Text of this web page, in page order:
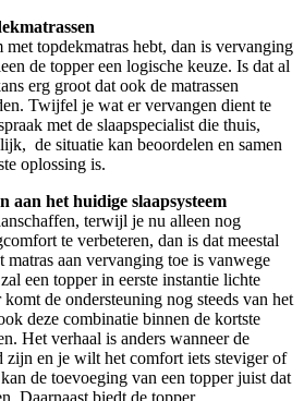
met topdekmatras hebt, dan is vervanging
de topper een logische keuze. Is dat al
erg groot dat ook de matrassen
Twijfel je wat er vervangen dient te
met de slaapspecialist die thuis,
de situatie kan beoordelen en samen
oplossing is.
aan het huidige slaapsysteem
terwijl je nu alleen nog
te verbeteren, dan is dat meestal
matras aan vervanging toe is vanwege
een topper in eerste instantie lichte
de ondersteuning nog steeds van het
deze combinatie binnen de kortste
Het verhaal is anders wanneer de
zijn en je wilt het comfort iets steviger of
de toevoeging van een topper juist dat
Daarnaast biedt de topper